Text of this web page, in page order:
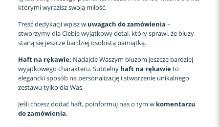
którymi wyrazisz swoją miłość.
Treść dedykacji wpisz w uwagach do zamówienia –
stworzymy dla Ciebie wyjątkowy detal, który sprawi, że bluzy
staną się jeszcze bardziej osobistą pamiątką.
Haft na rękawie: Nadajcie Waszym bluzom jeszcze bardziej
wyjątkowego charakteru. Subtelny haft na rękawieto
elegancki sposób na personalizację i stworzenie unikalnego
zestawu tylko dla Was.
Jeśli chcesz dodać haft, poinformuj nas o tym w komentarzu
do zamówienia.